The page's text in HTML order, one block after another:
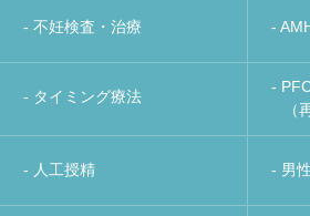
- 不妊検査・治療 -
- タイミング療法
-
（
- 人工授精 - 男